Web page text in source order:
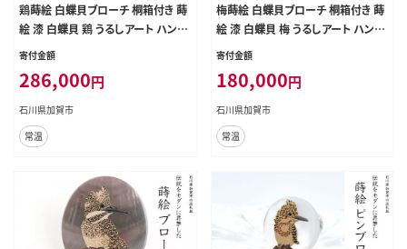
鶏蒔絵 白蝶貝ブローチ 桐箱付き 蒔
絵 漆 白蝶貝 鶏 うるしアート ハンド
メイド ブローチ アクセサリー ギフト
震災 コロナ 能登半島地震復興支援
北陸新幹線 F6P-1529
寄付金額
286,000円
石川県加賀市
常温
梅蒔絵 白蝶貝ブローチ 桐箱付き 蒔
絵 漆 白蝶貝 梅 うるしアート ハンド
メイド ブローチ アクセサリー ギフト
震災 コロナ 能登半島地震復興支援
北陸新幹線 F6P-1532
寄付金額
180,000円
石川県加賀市
常温